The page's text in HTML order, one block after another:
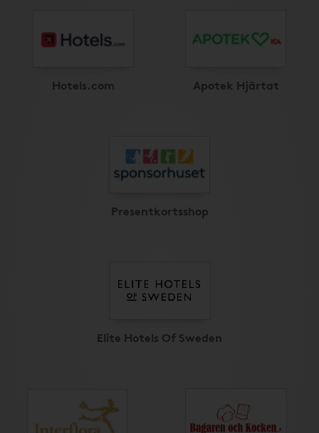
Hotels.com Apotek Hjärtat
Presentkortsshop
Elite Hotels Of Sweden